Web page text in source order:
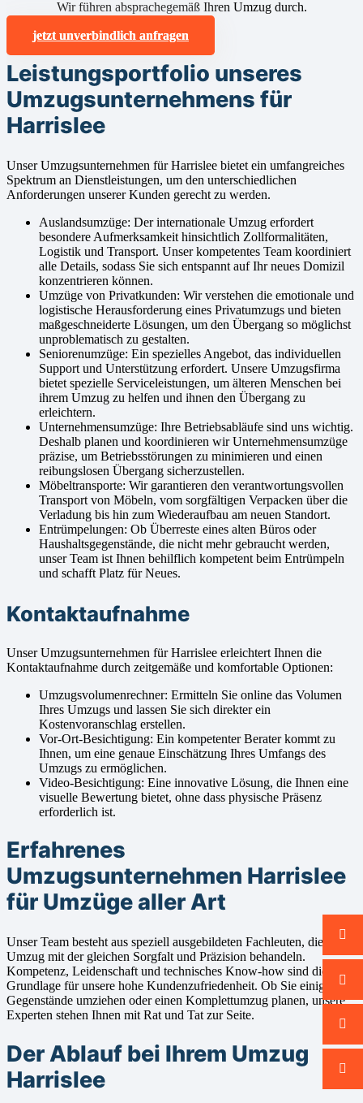
Wir führen absprachegemäß Ihren Umzug durch.
jetzt unverbindlich anfragen
Leistungsportfolio unseres
Umzugsunternehmens für
Harrislee
Unser Umzugsunternehmen für Harrislee bietet ein umfangreiches
Spektrum an Dienstleistungen, um den unterschiedlichen
Anforderungen unserer Kunden gerecht zu werden.
Auslandsumzüge: Der internationale Umzug erfordert
besondere Aufmerksamkeit hinsichtlich Zollformalitäten,
Logistik und Transport. Unser kompetentes Team koordiniert
alle Details, sodass Sie sich entspannt auf Ihr neues Domizil
konzentrieren können.
Umzüge von Privatkunden: Wir verstehen die emotionale und
logistische Herausforderung eines Privatumzugs und bieten
maßgeschneiderte Lösungen, um den Übergang so möglichst
unproblematisch zu gestalten.
Seniorenumzüge: Ein spezielles Angebot, das individuellen
Support und Unterstützung erfordert. Unsere Umzugsfirma
bietet spezielle Serviceleistungen, um älteren Menschen bei
ihrem Umzug zu helfen und ihnen den Übergang zu
erleichtern.
Unternehmensumzüge: Ihre Betriebsabläufe sind uns wichtig.
Deshalb planen und koordinieren wir Unternehmensumzüge
präzise, um Betriebsstörungen zu minimieren und einen
reibungslosen Übergang sicherzustellen.
Möbeltransporte: Wir garantieren den verantwortungsvollen
Transport von Möbeln, vom sorgfältigen Verpacken über die
Verladung bis hin zum Wiederaufbau am neuen Standort.
Entrümpelungen: Ob Überreste eines alten Büros oder
Haushaltsgegenstände, die nicht mehr gebraucht werden,
unser Team ist Ihnen behilflich kompetent beim Entrümpeln
und schafft Platz für Neues.
Kontaktaufnahme
Unser Umzugsunternehmen für Harrislee erleichtert Ihnen die
Kontaktaufnahme durch zeitgemäße und komfortable Optionen:
Umzugsvolumenrechner: Ermitteln Sie online das Volumen
Ihres Umzugs und lassen Sie sich direkter ein
Kostenvoranschlag erstellen.
Vor-Ort-Besichtigung: Ein kompetenter Berater kommt zu
Ihnen, um eine genaue Einschätzung Ihres Umfangs des
Umzugs zu ermöglichen.
Video-Besichtigung: Eine innovative Lösung, die Ihnen eine
visuelle Bewertung bietet, ohne dass physische Präsenz
erforderlich ist.
Erfahrenes
Umzugsunternehmen Harrislee
für Umzüge aller Art
Unser Team besteht aus speziell ausgebildeten Fachleuten, die jeden
Umzug mit der gleichen Sorgfalt und Präzision behandeln.
Kompetenz, Leidenschaft und technisches Know-how sind die
Grundlage für unsere hohe Kundenzufriedenheit. Ob Sie einige
Gegenstände umziehen oder einen Komplettumzug planen, unsere
Experten stehen Ihnen mit Rat und Tat zur Seite.
Der Ablauf bei Ihrem Umzug
Harrislee